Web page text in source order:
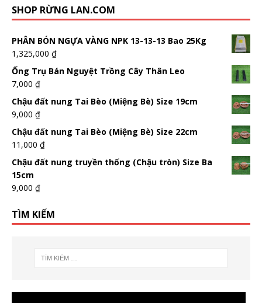
SHOP RỪNG LAN.COM
PHÂN BÓN NGỰA VÀNG NPK 13-13-13 Bao 25Kg
1,325,000 ₫
Ống Trụ Bán Nguyệt Trồng Cây Thân Leo
7,000 ₫
Chậu đất nung Tai Bèo (Miệng Bè) Size 19cm
9,000 ₫
Chậu đất nung Tai Bèo (Miệng Bè) Size 22cm
11,000 ₫
Chậu đất nung truyền thống (Chậu tròn) Size Ba
15cm
9,000 ₫
TÌM KIẾM